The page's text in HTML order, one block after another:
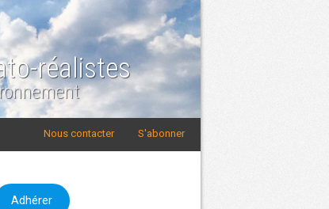
réalistes
S'abonner
Nous contacter
Adhérer